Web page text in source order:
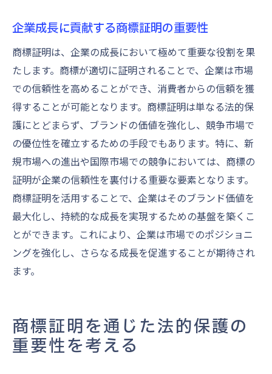
企業成長に貢献する商標証明の重要性
商標証明は、企業の成長において極めて重要な役割を果
たします。商標が適切に証明されることで、企業は市場
での信頼性を高めることができ、消費者からの信頼を獲
得することが可能となります。商標証明は単なる法的保
護にとどまらず、ブランドの価値を強化し、競争市場で
の優位性を確立するための手段でもあります。特に、新
規市場への進出や国際市場での競争においては、商標の
証明が企業の信頼性を裏付ける重要な要素となります。
商標証明を活用することで、企業はそのブランド価値を
最大化し、持続的な成長を実現するための基盤を築くこ
とができます。これにより、企業は市場でのポジショニ
ングを強化し、さらなる成長を促進することが期待され
ます。
商標証明を通じた法的保護の
重要性を考える